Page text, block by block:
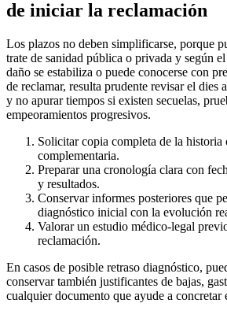
de iniciar la reclamación
Los plazos no deben simplificarse, porque
trate de sanidad pública o privada y según
daño se estabiliza o puede conocerse con
de reclamar, resulta prudente revisar el dies
y no apurar tiempos si existen secuelas,
empeoramientos progresivos.
Solicitar copia completa de la
complementaria.
Preparar una cronología clara con
y resultados.
Conservar informes posteriores que
diagnóstico inicial con la evolución
Valorar un estudio médico-legal
reclamación.
En casos de posible retraso diagnóstico,
conservar también justificantes de bajas,
cualquier documento que ayude a concretar